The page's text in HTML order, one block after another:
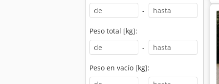
-
Peso total [kg]:
-
Peso en vacío [kg]: